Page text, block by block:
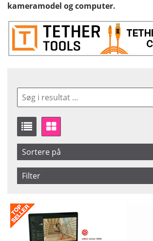
kameramodel og computer.
Sortere på
Produkt Nr.
Filter
Pris
På lager
Snart på lager